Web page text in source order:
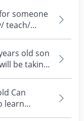
someone
teach/
old son
be taking
Can
learn